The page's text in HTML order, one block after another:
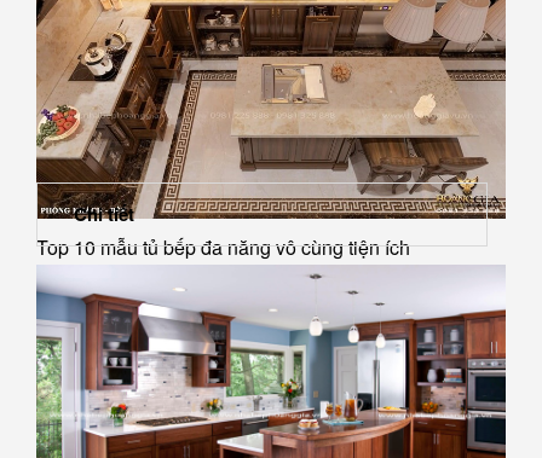
Top 10 mẫu tủ bếp đa năng vô cùng tiện ích
Chi tiết